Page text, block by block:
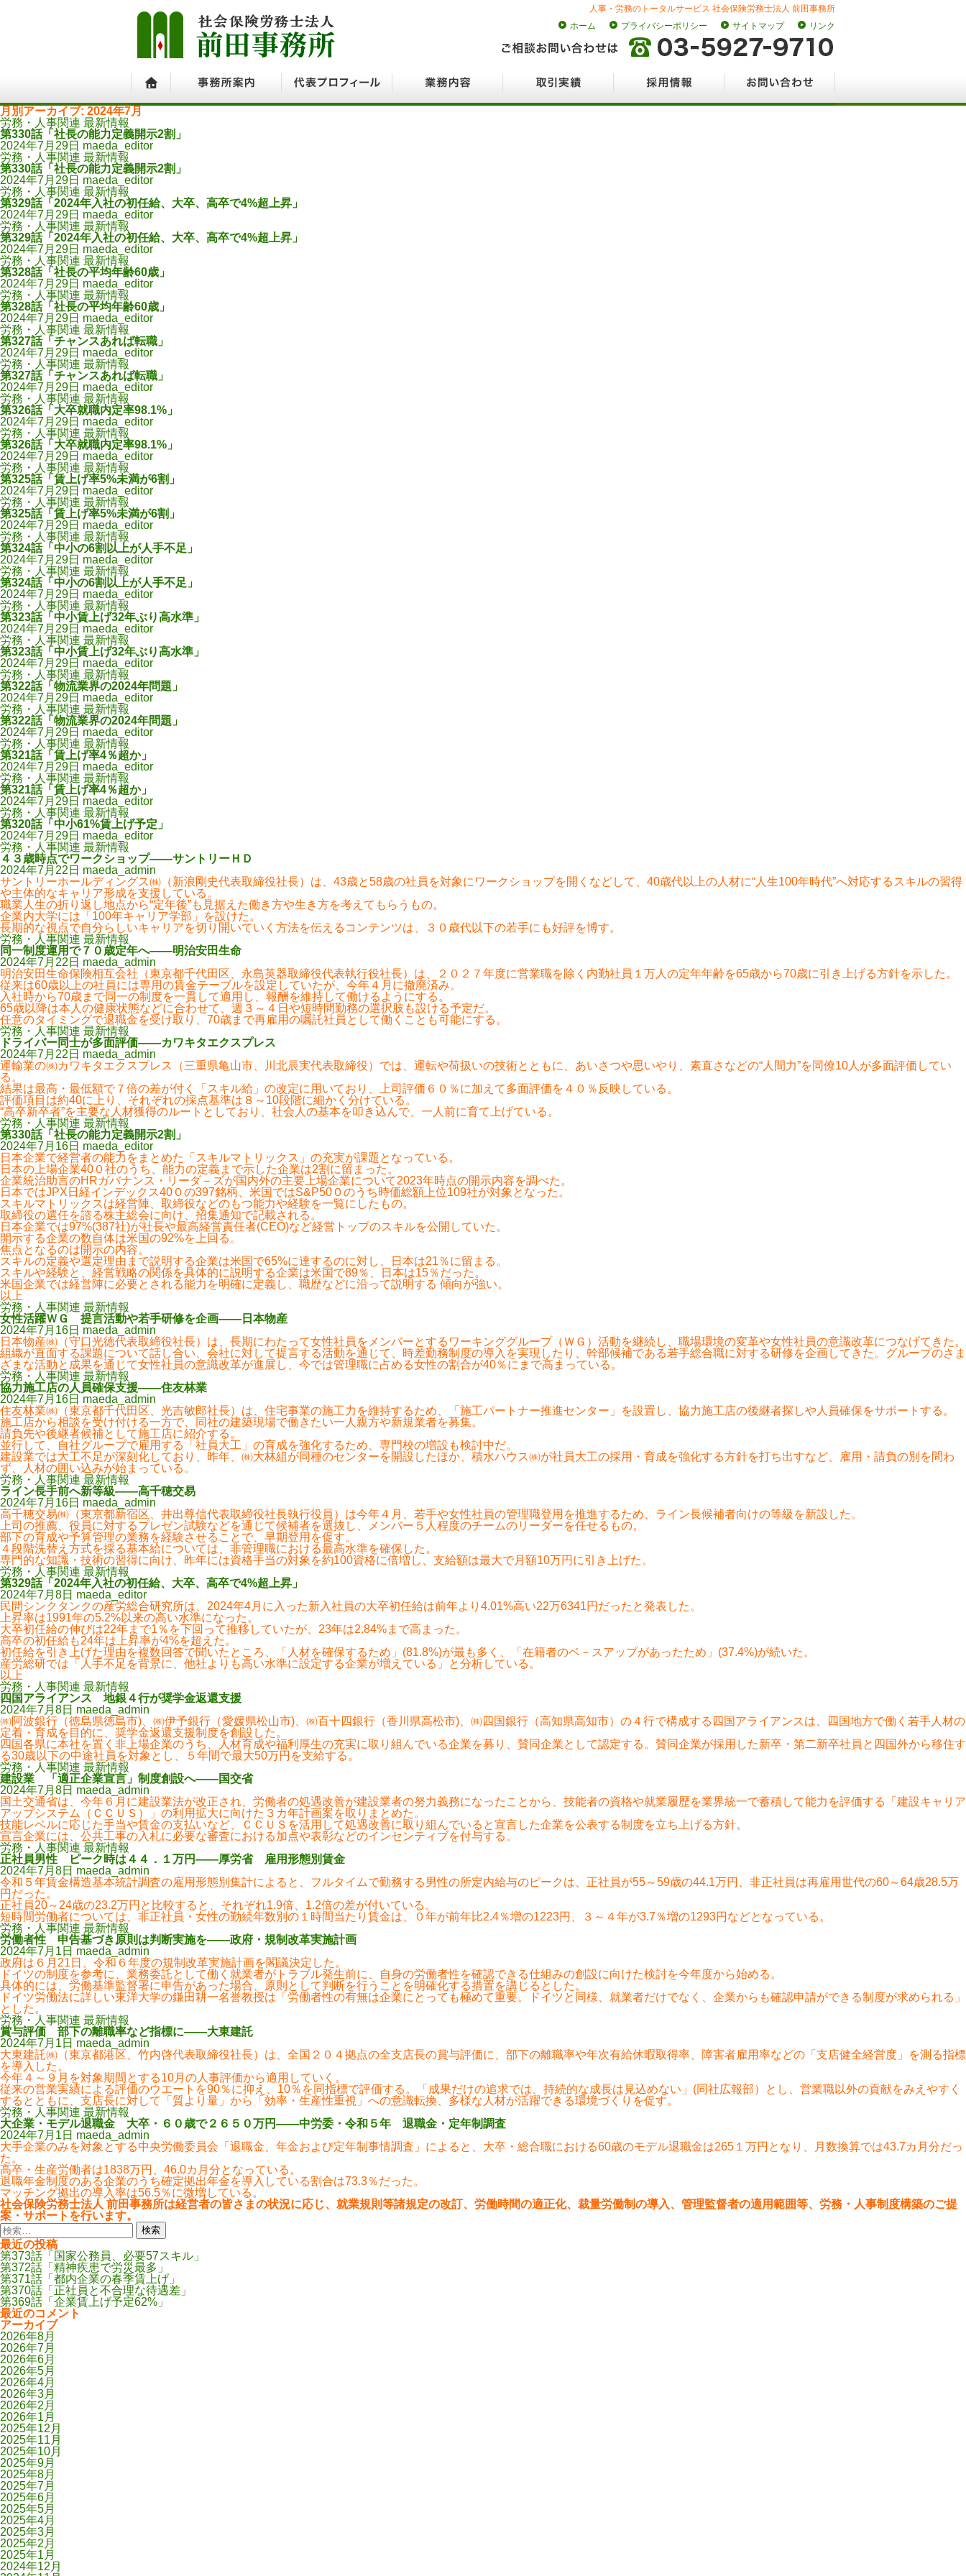
人事・労務のトータルサービス 社会保険労務士法人 前田事務所
ホーム
プライバシーポリシー サイトマップ リンク
ホーム
月別アーカイブ: 2024年7月
労務・人事関連 最新情報
第330話「社長の能力定義開示2割」
2024年7月29日 maeda_editor
労務・人事関連 最新情報
第330話「社長の能力定義開示2割」
2024年7月29日 maeda_editor
労務・人事関連 最新情報
第329話「2024年入社の初任給、大卒、高卒で4%超上昇」
2024年7月29日 maeda_editor
労務・人事関連 最新情報
第329話「2024年入社の初任給、大卒、高卒で4%超上昇」
2024年7月29日 maeda_editor
労務・人事関連 最新情報
第328話「社長の平均年齢60歳」
2024年7月29日 maeda_editor
労務・人事関連 最新情報
第328話「社長の平均年齢60歳」
2024年7月29日 maeda_editor
労務・人事関連 最新情報
第327話「チャンスあれば転職」
2024年7月29日 maeda_editor
労務・人事関連 最新情報
第327話「チャンスあれば転職」
2024年7月29日 maeda_editor
労務・人事関連 最新情報
第326話「大卒就職内定率98.1%」
2024年7月29日 maeda_editor
労務・人事関連 最新情報
第326話「大卒就職内定率98.1%」
2024年7月29日 maeda_editor
労務・人事関連 最新情報
第325話「賃上げ率5%未満が6割」
2024年7月29日 maeda_editor
労務・人事関連 最新情報
第325話「賃上げ率5%未満が6割」
2024年7月29日 maeda_editor
労務・人事関連 最新情報
第324話「中小の6割以上が人手不足」
2024年7月29日 maeda_editor
労務・人事関連 最新情報
第324話「中小の6割以上が人手不足」
2024年7月29日 maeda_editor
労務・人事関連 最新情報
第323話「中小賃上げ32年ぶり高水準」
2024年7月29日 maeda_editor
労務・人事関連 最新情報
第323話「中小賃上げ32年ぶり高水準」
2024年7月29日 maeda_editor
労務・人事関連 最新情報
第322話「物流業界の2024年問題」
2024年7月29日 maeda_editor
労務・人事関連 最新情報
第322話「物流業界の2024年問題」
2024年7月29日 maeda_editor
労務・人事関連 最新情報
第321話「賃上げ率4％超か」
2024年7月29日 maeda_editor
労務・人事関連 最新情報
第321話「賃上げ率4％超か」
2024年7月29日 maeda_editor
労務・人事関連 最新情報
第320話「中小61%賃上げ予定」
2024年7月29日 maeda_editor
労務・人事関連 最新情報
４３歳時点でワークショップ――サントリーＨＤ
2024年7月22日 maeda_admin
サントリーホールディングス㈱（新浪剛史代表取締役社長）は、43歳と58歳の社員を対象にワークショップを開くなどして、40歳代以上の人材に“人生100年時代”へ対応するスキルの習得
や主体的なキャリア形成を支援している。
職業人生の折り返し地点から“定年後”も見据えた働き方や生き方を考えてもらうもの。
企業内大学には「100年キャリア学部」を設けた。
長期的な視点で自分らしいキャリアを切り開いていく方法を伝えるコンテンツは、３０歳代以下の若手にも好評を博す。
労務・人事関連 最新情報
同一制度運用で７０歳定年へ――明治安田生命
2024年7月22日 maeda_admin
明治安田生命保険相互会社（東京都千代田区、永島英器取締役代表執行役社長）は、２０２７年度に営業職を除く内勤社員１万人の定年年齢を65歳から70歳に引き上げる方針を示した。
従来は60歳以上の社員には専用の賃金テーブルを設定していたが、今年４月に撤廃済み。
入社時から70歳まで同一の制度を一貫して適用し、報酬を維持して働けるようにする。
65歳以降は本人の健康状態などに合わせて、週３～４日や短時間勤務の選択肢も設ける予定だ。
任意のタイミングで退職金を受け取り、70歳まで再雇用の嘱託社員として働くことも可能にする。
労務・人事関連 最新情報
ドライバー同士が多面評価――カワキタエクスプレス
2024年7月22日 maeda_admin
運輸業の㈱カワキタエクスプレス（三重県亀山市、川北辰実代表取締役）では、運転や荷扱いの技術とともに、あいさつや思いやり、素直さなどの“人間力”を同僚10人が多面評価してい
る。
結果は最高・最低額で７倍の差が付く「スキル給」の改定に用いており、上司評価６０％に加えて多面評価を４０％反映している。
評価項目は約40に上り、それぞれの採点基準は８～10段階に細かく分けている。
“高卒新卒者”を主要な人材獲得のルートとしており、社会人の基本を叩き込んで、一人前に育て上げている。
労務・人事関連 最新情報
第330話「社長の能力定義開示2割」
2024年7月16日 maeda_editor
日本企業で経営者の能力をまとめた「スキルマトリックス」の充実が課題となっている。
日本の上場企業40０社のうち、能力の定義まで示した企業は2割に留まった。
企業統治助言のHRガバナンス・リーダ－ズが国内外の主要上場企業について2023年時点の開示内容を調べた。
日本ではJPX日経インデックス40０の397銘柄、米国ではS&P50０のうち時価総額上位109社が対象となった。
スキルマトリックスは経営陣、取締役などのもつ能力や経験を一覧にしたもの。
取締役の選任を諮る株主総会に向け、招集通知で記載される。
日本企業では97%(387社)が社長や最高経営責任者(CEO)など経営トップのスキルを公開していた。
開示する企業の数自体は米国の92%を上回る。
焦点となるのは開示の内容。
スキルの定義や選定理由まで説明する企業は米国で65%に達するのに対し、日本は21％に留まる。
スキルや経験と、経営戦略の関係を具体的に説明する企業は米国で89％、日本は15％だった。
米国企業では経営陣に必要とされる能力を明確に定義し、職歴などに沿って説明する 傾向が強い。
以上
労務・人事関連 最新情報
女性活躍ＷＧ 提言活動や若手研修を企画――日本物産
2024年7月16日 maeda_admin
日本物産㈱（守口光徳代表取締役社長）は、長期にわたって女性社員をメンバーとするワーキンググループ（ＷＧ）活動を継続し、職場環境の変革や女性社員の意識改革につなげてきた。
組織が直面する課題について話し合い、会社に対して提言する活動を通じて、時差勤務制度の導入を実現したり、幹部候補である若手総合職に対する研修を企画してきた。グループのさま
ざまな活動と成果を通じて女性社員の意識改革が進展し、今では管理職に占める女性の割合が40％にまで高まっている。
労務・人事関連 最新情報
協力施工店の人員確保支援――住友林業
2024年7月16日 maeda_admin
住友林業㈱（東京都千代田区、光吉敏郎社長）は、住宅事業の施工力を維持するため、「施工パートナー推進センター」を設置し、協力施工店の後継者探しや人員確保をサポートする。
施工店から相談を受け付ける一方で、同社の建築現場で働きたい一人親方や新規業者を募集。
請負先や後継者候補として施工店に紹介する。
並行して、自社グループで雇用する「社員大工」の育成を強化するため、専門校の増設も検討中だ。
建設業では大工不足が深刻化しており、昨年、㈱大林組が同種のセンターを開設したほか、積水ハウス㈱が社員大工の採用・育成を強化する方針を打ち出すなど、雇用・請負の別を問わ
ず、人材の囲い込みが始まっている。
労務・人事関連 最新情報
ライン長手前へ新等級――高千穂交易
2024年7月16日 maeda_admin
高千穂交易㈱（東京都新宿区、井出尊信代表取締役社長執行役員）は今年４月、若手や女性社員の管理職登用を推進するため、ライン長候補者向けの等級を新設した。
上司の推薦、役員に対するプレゼン試験などを通じて候補者を選抜し、メンバー５人程度のチームのリーダーを任せるもの。
部下の育成や予算管理の業務を経験させることで、早期登用を促す。
４段階洗替え方式を採る基本給については、非管理職における最高水準を確保した。
専門的な知識・技術の習得に向け、昨年には資格手当の対象を約100資格に倍増し、支給額は最大で月額10万円に引き上げた。
労務・人事関連 最新情報
第329話「2024年入社の初任給、大卒、高卒で4%超上昇」
2024年7月8日 maeda_editor
民間シンクタンクの産労総合研究所は、2024年4月に入った新入社員の大卒初任給は前年より4.01%高い22万6341円だったと発表した。
上昇率は1991年の5.2%以来の高い水準になった。
大卒初任給の伸びは22年まで1％を下回って推移していたが、23年は2.84%まで高まった。
高卒の初任給も24年は上昇率が4%を超えた。
初任給を引き上げた理由を複数回答で聞いたところ、「人材を確保するため」(81.8%)が最も多く、「在籍者のベ－スアップがあったため」(37.4%)が続いた。
産労総研では「人手不足を背景に、他社よりも高い水準に設定する企業が増えている」と分析している。
以上
労務・人事関連 最新情報
四国アライアンス 地銀４行が奨学金返還支援
2024年7月8日 maeda_admin
㈱阿波銀行（徳島県徳島市)、㈱伊予銀行（愛媛県松山市)、㈱百十四銀行（香川県高松市)、㈱四国銀行（高知県高知市）の４行で構成する四国アライアンスは、四国地方で働く若手人材の
定着・育成を目的に、奨学金返還支援制度を創設した。
四国各県に本社を置く非上場企業のうち、人材育成や福利厚生の充実に取り組んでいる企業を募り、賛同企業として認定する。賛同企業が採用した新卒・第二新卒社員と四国外から移住す
る30歳以下の中途社員を対象とし、５年間で最大50万円を支給する。
労務・人事関連 最新情報
建設業 「適正企業宣言」制度創設へ――国交省
2024年7月8日 maeda_admin
国土交通省は、今年６月に建設業法が改正され、労働者の処遇改善が建設業者の努力義務になったことから、技能者の資格や就業履歴を業界統一で蓄積して能力を評価する「建設キャリア
アップシステム（ＣＣＵＳ）」の利用拡大に向けた３カ年計画案を取りまとめた。
技能レベルに応じた手当や賃金の支払いなど、ＣＣＵＳを活用して処遇改善に取り組んでいると宣言した企業を公表する制度を立ち上げる方針。
宣言企業には、公共工事の入札に必要な審査における加点や表彰などのインセンティブを付与する。
労務・人事関連 最新情報
正社員男性 ピーク時は４４．１万円――厚労省 雇用形態別賃金
2024年7月8日 maeda_admin
令和５年賃金構造基本統計調査の雇用形態別集計によると、フルタイムで勤務する男性の所定内給与のピークは、正社員が55～59歳の44.1万円、非正社員は再雇用世代の60～64歳28.5万
円だった。
正社員20～24歳の23.2万円と比較すると、それぞれ1.9倍、1.2倍の差が付いている。
短時間労働者については、非正社員・女性の勤続年数別の１時間当たり賃金は、０年が前年比2.4％増の1223円、３～４年が3.7％増の1293円などとなっている。
労務・人事関連 最新情報
労働者性 申告基づき原則は判断実施を――政府・規制改革実施計画
2024年7月1日 maeda_admin
政府は６月21日、令和６年度の規制改革実施計画を閣議決定した。
ドイツの制度を参考に、業務委託として働く就業者がトラブル発生前に、自身の労働者性を確認できる仕組みの創設に向けた検討を今年度から始める。
具体的には、労働基準監督署に申告があった場合、原則として判断を行うことを明確化する措置を講じるとした。
ドイツ労働法に詳しい東洋大学の鎌田耕一名誉教授は「労働者性の有無は企業にとっても極めて重要。ドイツと同様、就業者だけでなく、企業からも確認申請ができる制度が求められる」
とした。
労務・人事関連 最新情報
賞与評価 部下の離職率など指標に――大東建託
2024年7月1日 maeda_admin
大東建託㈱（東京都港区、竹内啓代表取締役社長）は、全国２０４拠点の全支店長の賞与評価に、部下の離職率や年次有給休暇取得率、障害者雇用率などの「支店健全経営度」を測る指標
を導入した。
今年４～９月を対象期間とする10月の人事評価から適用していく。
従来の営業実績による評価のウエートを90％に抑え、10％を同指標で評価する。「成果だけの追求では、持続的な成長は見込めない」(同社広報部）とし、営業職以外の貢献をみえやすく
するとともに、支店長に対して「質より量」から「効率・生産性重視」への意識転換、多様な人材が活躍できる環境づくりを促す。
労務・人事関連 最新情報
大企業・モデル退職金 大卒・６０歳で２６５０万円――中労委・令和５年 退職金・定年制調査
2024年7月1日 maeda_admin
大手企業のみを対象とする中央労働委員会「退職金、年金および定年制事情調査」によると、大卒・総合職における60歳のモデル退職金は265１万円となり、月数換算では43.7カ月分だっ
た。
高卒・生産労働者は1838万円、46.0カ月分となっている。
退職年金制度のある企業のうち確定拠出年金を導入している割合は73.3％だった。
マッチング拠出の導入率は56.5％に微増している。
社会保険労務士法人 前田事務所は経営者の皆さまの状況に応じ、就業規則等諸規定の改訂、労働時間の適正化、裁量労働制の導入、管理監督者の適用範囲等、労務・人事制度構築のご提
案・サポートを行います。
検
索:
最近の投稿
第373話「国家公務員、必要57スキル」
第372話「精神疾患で労災最多」
第371話「都内企業の春季賃上げ」
第370話「正社員と不合理な待遇差」
第369話「企業賃上げ予定62%」
最近のコメント
アーカイブ
2026年8月
2026年7月
2026年6月
2026年5月
2026年4月
2026年3月
2026年2月
2026年1月
2025年12月
2025年11月
2025年10月
2025年9月
2025年8月
2025年7月
2025年6月
2025年5月
2025年4月
2025年3月
2025年2月
2025年1月
2024年12月